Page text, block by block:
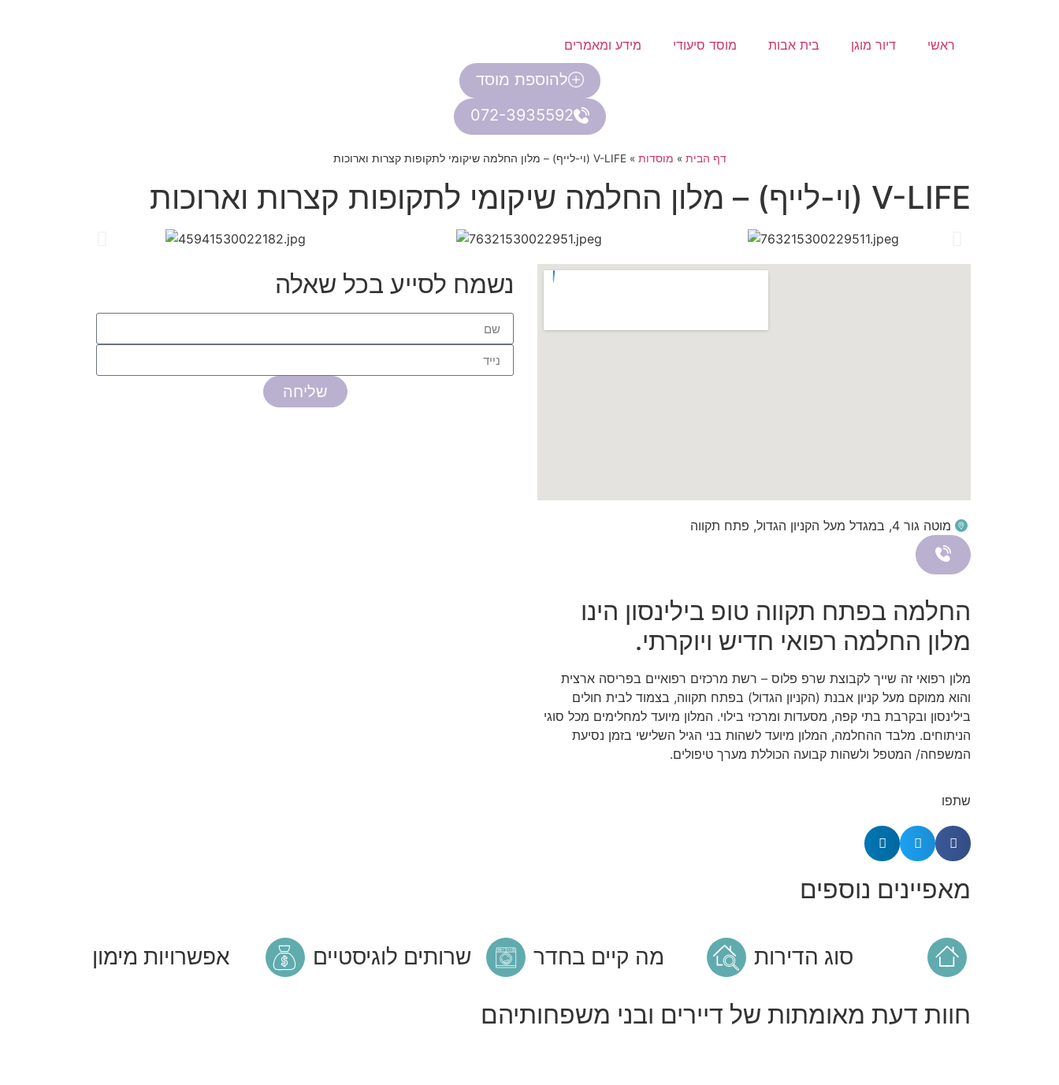
ראשי דיור מוגן בית אבות מוסד סיעודי מידע ומאמרים
להוספת מוסד
072-3935592
דף הבית » מוסדות »V-LIFE (וי-לייף) – מלון החלמה שיקומי לתקופות קצרות וארוכות
V-LIFE (וי-לייף) – מלון החלמה שיקומי לתקופות קצרות וארוכות
מוטה גור 4, במגדל מעל הקניון הגדול, פתח תקווה
החלמה בפתח תקווה טופ בילינסון הינו
מלון החלמה רפואי חדיש ויוקרתי.
מלון רפואי זה שייך לקבוצת שרפ פלוס – רשת מרכזים רפואיים בפריסה ארצית
והוא ממוקם מעל קניון אבנת (הקניון הגדול) בפתח תקווה, בצמוד לבית חולים
בילינסון ובקרבת בתי קפה, מסעדות ומרכזי בילוי. המלון מיועד למחלימים מכל סוגי
הניתוחים. מלבד ההחלמה, המלון מיועד לשהות בני הגיל השלישי בזמן נסיעת
המשפחה/ המטפל ולשהות קבועה הכוללת מערך טיפולים.
שתפו
נשמח לסייע בכל שאלה
שליחה
מאפיינים נוספים
סוג הדירות מה קיים בחדר שרותים לוגיסטיים אפשרויות מימון
חוות דעת מאומתות של דיירים ובני משפחותיהם